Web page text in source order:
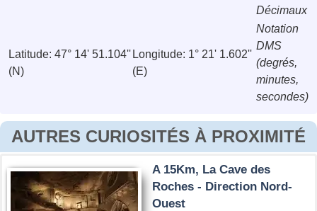
Décimaux
Latitude: 47° 14' 51.104''
(N)
Longitude: 1° 21' 1.602''
(E)
Notation
DMS
(degrés,
minutes,
secondes)
AUTRES CURIOSITÉS À PROXIMITÉ
A 15Km, La Cave des
Roches - Direction Nord-
Ouest